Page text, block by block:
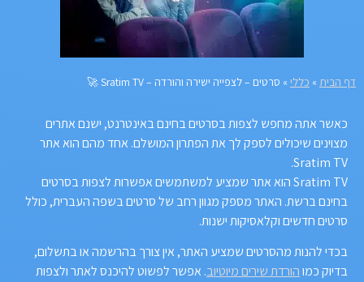
דף הבית » כללי » סרטים – לצפייה ישירה והורדה – Sratim TV 🚀
כאשר אתה מחפש לצפות בסרטים בחינם באינטרנט, ישנם אתרים
מצוינים שיכולים לספק לך את הפתרון המושלם. אחד מהם הוא אתר
Sratim TV.
Sratim TV הוא אתר שמציע למשתמשים אפשרות לצפות בסרטים
בחינם ברשת. האתר מספק מגוון רחב של סרטים בשפה העברית, כולל
סרטים חדשים וקלאסיקות ישנות.
בכדי להנות מהסרטים שמציע האתר, אין צורך בהרשמה או בתשלום,
בדיוק כמוהורדת שירים מיוטיוב. אפשר לפשוט להיכנס לאתר ולצפות